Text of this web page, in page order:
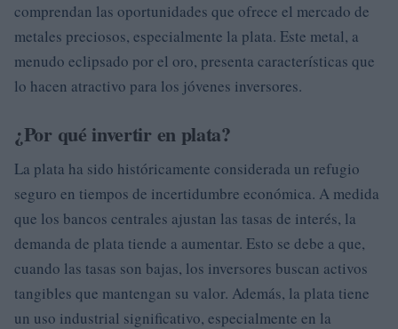
comprendan las oportunidades que ofrece el mercado de
metales preciosos, especialmente la plata. Este metal, a
menudo eclipsado por el oro, presenta características que
lo hacen atractivo para los jóvenes inversores.
¿Por qué invertir en plata?
La plata ha sido históricamente considerada un refugio
seguro en tiempos de incertidumbre económica. A medida
que los bancos centrales ajustan las tasas de interés, la
demanda de plata tiende a aumentar. Esto se debe a que,
cuando las tasas son bajas, los inversores buscan activos
tangibles que mantengan su valor. Además, la plata tiene
un uso industrial significativo, especialmente en la